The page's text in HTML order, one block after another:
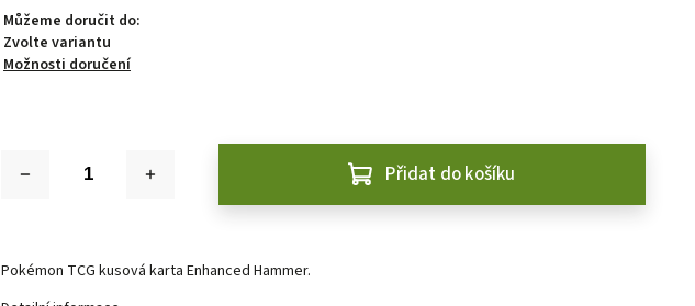
Můžeme doručit do:
Zvolte variantu
Možnosti doručení
Přidat do košíku
Pokémon TCG kusová karta Enhanced Hammer.